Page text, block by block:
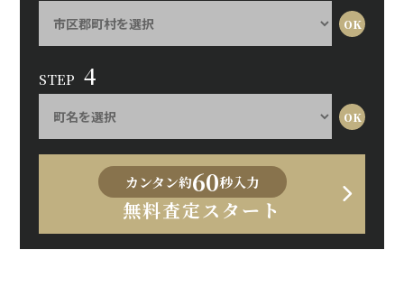
STEP 4
カンタン約60秒入力
無料査定スタート